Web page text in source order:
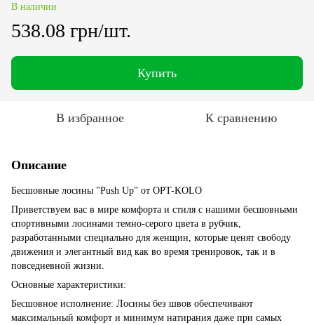
В наличии
538.08 грн/шт.
Купить
В избранное К сравнению
Описание
Бесшовные лосины "Push Up" от OPT-KOLO
Приветствуем вас в мире комфорта и стиля с нашими бесшовными
спортивными лосинами темно-серого цвета в рубчик,
разработанными специально для женщин, которые ценят свободу
движения и элегантный вид как во время тренировок, так и в
повседневной жизни.
Основные характеристики:
Бесшовное исполнение: Лосины без швов обеспечивают
максимальный комфорт и минимум натирания даже при самых